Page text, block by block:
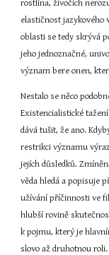
rostlina, živočich
elastičnost jazykového
oblasti se tedy skrývá
jeho jednoznačné,
význam bere onen,
Nestalo se něco
Existencialistické
dává tušit, že ano.
restrikci významu
jejích důsledků.
věda hledá a popisuje
užívání příčinnosti ve
hlubší rovině
k pojmu, který je
slovo až druhotnou roli.